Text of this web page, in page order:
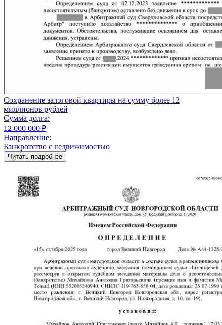
Сохранение залоговой квартиры на сумму более 12
миллионов рублей
Сумма долга:
12 000 000 ₽
Направление:
Банкротство с недвижимостью
Читать подробнее